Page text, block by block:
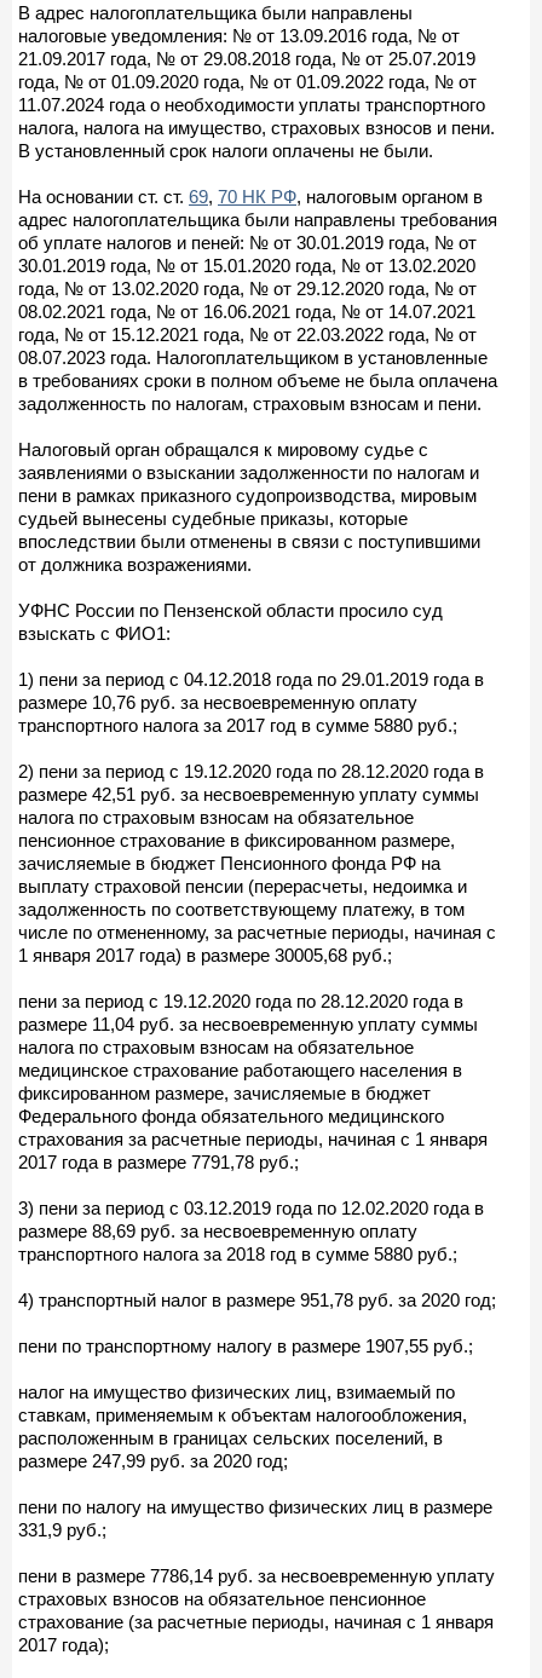
В адрес налогоплательщика были направлены
налоговые уведомления: № от 13.09.2016 года, № от
21.09.2017 года, № от 29.08.2018 года, № от 25.07.2019
года, № от 01.09.2020 года, № от 01.09.2022 года, № от
11.07.2024 года о необходимости уплаты транспортного
налога, налога на имущество, страховых взносов и пени.
В установленный срок налоги оплачены не были.
На основании ст. ст. 69, 70 НК РФ, налоговым органом в
адрес налогоплательщика были направлены требования
об уплате налогов и пеней: № от 30.01.2019 года, № от
30.01.2019 года, № от 15.01.2020 года, № от 13.02.2020
года, № от 13.02.2020 года, № от 29.12.2020 года, № от
08.02.2021 года, № от 16.06.2021 года, № от 14.07.2021
года, № от 15.12.2021 года, № от 22.03.2022 года, № от
08.07.2023 года. Налогоплательщиком в установленные
в требованиях сроки в полном объеме не была оплачена
задолженность по налогам, страховым взносам и пени.
Налоговый орган обращался к мировому судье с
заявлениями о взыскании задолженности по налогам и
пени в рамках приказного судопроизводства, мировым
судьей вынесены судебные приказы, которые
впоследствии были отменены в связи с поступившими
от должника возражениями.
УФНС России по Пензенской области просило суд
взыскать с ФИО1:
1) пени за период с 04.12.2018 года по 29.01.2019 года в
размере 10,76 руб. за несвоевременную оплату
транспортного налога за 2017 год в сумме 5880 руб.;
2) пени за период с 19.12.2020 года по 28.12.2020 года в
размере 42,51 руб. за несвоевременную уплату суммы
налога по страховым взносам на обязательное
пенсионное страхование в фиксированном размере,
зачисляемые в бюджет Пенсионного фонда РФ на
выплату страховой пенсии (перерасчеты, недоимка и
задолженность по соответствующему платежу, в том
числе по отмененному, за расчетные периоды, начиная с
1 января 2017 года) в размере 30005,68 руб.;
пени за период с 19.12.2020 года по 28.12.2020 года в
размере 11,04 руб. за несвоевременную уплату суммы
налога по страховым взносам на обязательное
медицинское страхование работающего населения в
фиксированном размере, зачисляемые в бюджет
Федерального фонда обязательного медицинского
страхования за расчетные периоды, начиная с 1 января
2017 года в размере 7791,78 руб.;
3) пени за период с 03.12.2019 года по 12.02.2020 года в
размере 88,69 руб. за несвоевременную оплату
транспортного налога за 2018 год в сумме 5880 руб.;
4) транспортный налог в размере 951,78 руб. за 2020 год;
пени по транспортному налогу в размере 1907,55 руб.;
налог на имущество физических лиц, взимаемый по
ставкам, применяемым к объектам налогообложения,
расположенным в границах сельских поселений, в
размере 247,99 руб. за 2020 год;
пени по налогу на имущество физических лиц в размере
331,9 руб.;
пени в размере 7786,14 руб. за несвоевременную уплату
страховых взносов на обязательное пенсионное
страхование (за расчетные периоды, начиная с 1 января
2017 года);